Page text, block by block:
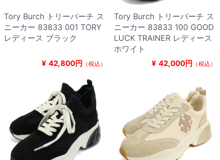
Tory Burch トリーバーチ ス
ニーカー 83833 001 TORY
レディース ブラック
¥ 42,800円 （税込）
Tory Burch トリーバーチ ス
ニーカー 83833 100 GOOD
LUCK TRAINER レディース
ホワイト
¥ 42,000円 （税込）